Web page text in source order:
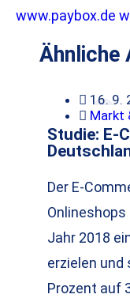
www.paybox.de
Ähnliche
16. 9.
Markt
Studie: E-
Der E-
Jahr 2018
erzielen und
Prozent auf